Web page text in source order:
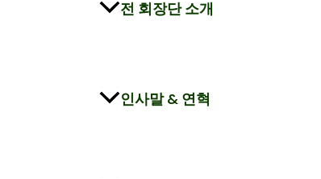
전 회장단 소개
인사말 & 연혁